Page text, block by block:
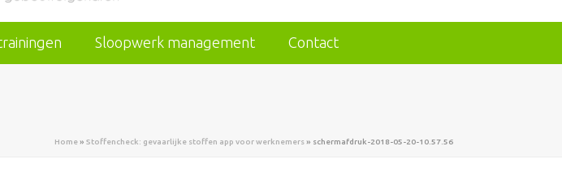
Sloopwerk management Contact
Home» Stoffencheck: gevaarlijke stoffen app voor werknemers» schermafdruk-2018-05-20-10.57.56